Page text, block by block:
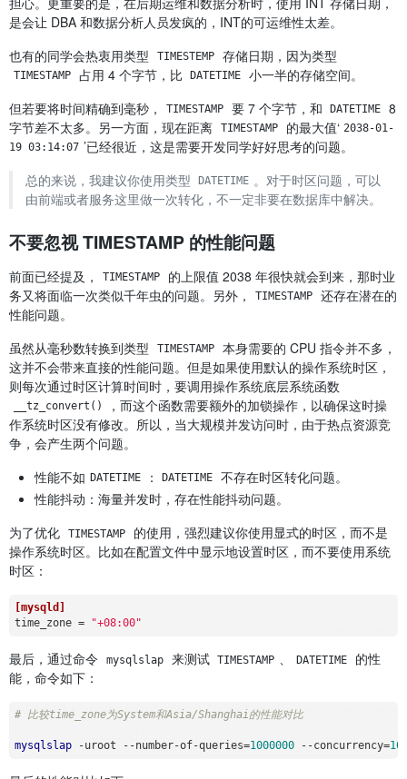
是会让 DBA 和数据分析人员发疯的，INT的可运维性太差。
也有的同学会热衷用类型
TIMESTEMP 存储日期，因为类型
TIMESTAMP 占用 4 个字节，比 DATETIME
小一半的存储空间。
但若要将时间精确到毫秒，
TIMESTAMP 要 7 个字节，和 DATETIME
8
字节差不太多。另一方面，现在距离
TIMESTAMP 的最大值‘ 2038-01-
19 03:14:07 ’已经很近，这是需要开发同学好好思考的问题。
总的来说，我建议你使用类型
DATETIME 。对于时区问题，可以
由前端或者服务这里做一次转化，不一定非要在数据库中解决。
不要忽视 TIMESTAMP 的性能问题
前面已经提及， TIMESTAMP
的上限值 2038 年很快就会到来，那时业
务又将面临一次类似千年虫的问题。另外，
TIMESTAMP
还存在潜在的
性能问题。
虽然从毫秒数转换到类型
TIMESTAMP
本身需要的 CPU 指令并不多，
这并不会带来直接的性能问题。但是如果使用默认的操作系统时区，
则每次通过时区计算时间时，要调用操作系统底层系统函数
__tz_convert()
，而这个函数需要额外的加锁操作，以确保这时操
作系统时区没有修改。所以，当大规模并发访问时，由于热点资源竞
争，会产生两个问题。
性能不如 DATETIME ： DATETIME
不存在时区转化问题。
性能抖动：海量并发时，存在性能抖动问题。
为了优化
TIMESTAMP
的使用，强烈建议你使用显式的时区，而不是
操作系统时区。比如在配置文件中显示地设置时区，而不要使用系统
时区：
[mysqld]
time_zone = "+08:00"
最后，通过命令 mysqlslap 来测试 TIMESTAMP DATETIME
的性
能，命令如下：
# 比较time_zone为System和Asia/Shanghai的性能对比
mysqlslap -uroot --number-of-queries=1000000 --concurrency=